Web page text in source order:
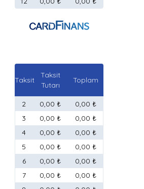
Taksit
Taksit
Tutarı
Toplam
2 0,00 ₺
0,00 ₺
3
0,00 ₺
0,00 ₺
4
0,00 ₺
0,00 ₺
5
0,00 ₺
0,00 ₺
6
0,00 ₺
0,00 ₺
7
0,00 ₺
0,00 ₺